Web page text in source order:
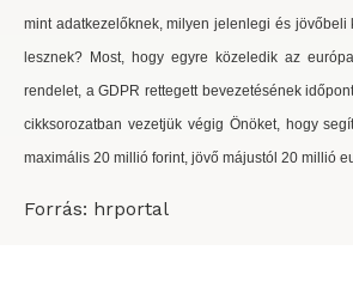
mint adatkezelőknek, milyen jelenlegi és jövőbeli
lesznek? Most, hogy egyre közeledik az
rendelet, a GDPR rettegett bevezetésének
cikksorozatban vezetjük végig Önöket, hogy
maximális 20 millió forint, jövő májustól 20 millió
Forrás: hrportal